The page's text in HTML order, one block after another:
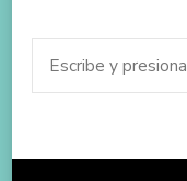
¿Buscas
algo?